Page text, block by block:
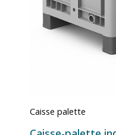
Caisse palette